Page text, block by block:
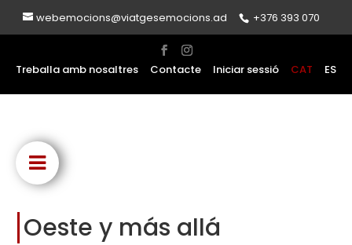
webemocions@viatgesemocions.ad +376 393 070
Treballa amb nosaltres Contacte Iniciar sessió CAT ES
Oeste y más allá